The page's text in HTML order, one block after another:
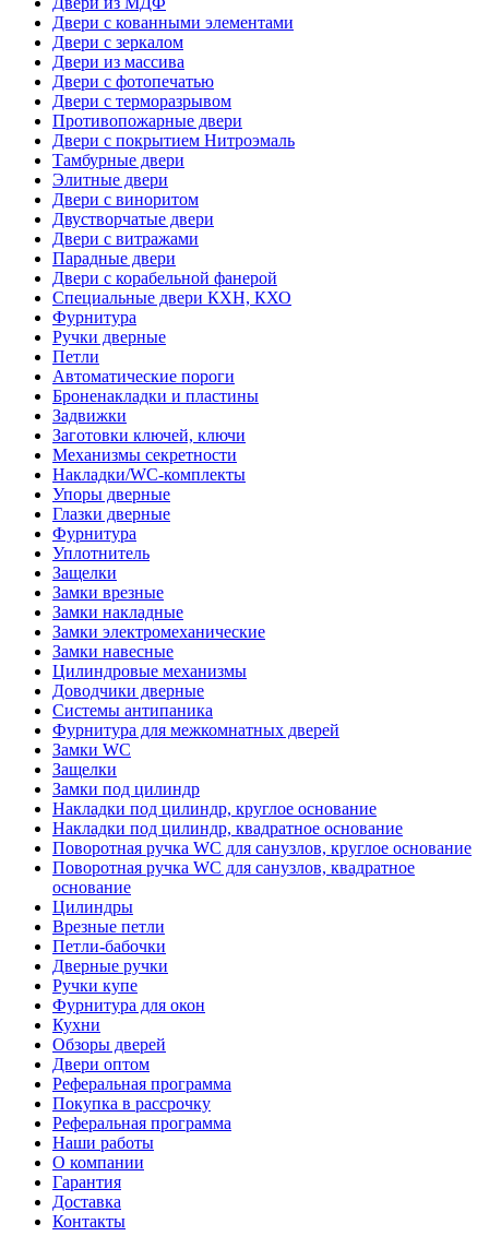
Двери с кованными элементами
Двери с зеркалом
Двери из массива
Двери с фотопечатью
Двери с терморазрывом
Противопожарные двери
Двери с покрытием Нитроэмаль
Тамбурные двери
Элитные двери
Двери с виноритом
Двустворчатые двери
Двери с витражами
Парадные двери
Двери с корабельной фанерой
Специальные двери КХН, КХО
Фурнитура
Ручки дверные
Петли
Автоматические пороги
Броненакладки и пластины
Задвижки
Заготовки ключей, ключи
Механизмы секретности
Накладки/WC-комплекты
Упоры дверные
Глазки дверные
Фурнитура
Уплотнитель
Защелки
Замки врезные
Замки накладные
Замки электромеханические
Замки навесные
Цилиндровые механизмы
Доводчики дверные
Системы антипаника
Фурнитура для межкомнатных дверей
Замки WC
Защелки
Замки под цилиндр
Накладки под цилиндр, круглое основание
Накладки под цилиндр, квадратное основание
Поворотная ручка WC для санузлов, круглое основание
Поворотная ручка WC для санузлов, квадратное
основание
Цилиндры
Врезные петли
Петли-бабочки
Дверные ручки
Ручки купе
Фурнитура для окон
Кухни
Обзоры дверей
Двери оптом
Реферальная программа
Покупка в рассрочку
Реферальная программа
Наши работы
О компании
Гарантия
Доставка
Контакты